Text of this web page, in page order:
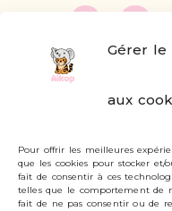
Gérer le
aux
Pour offrir les meilleures
que les cookies pour stocker et/
fait de consentir à ces
telles que le comportement de
fait de ne pas consentir ou de
Livraisons et
Mon compte